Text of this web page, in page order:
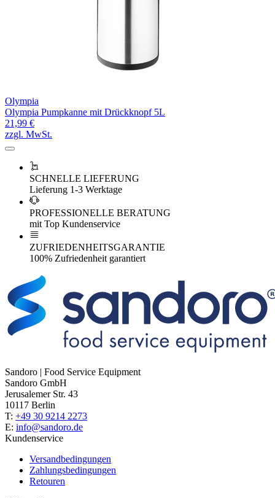
Olympia
Olympia Pumpkanne mit Drückknopf 5L
21,99 €
zzgl. MwSt.
SCHNELLE LIEFERUNG
Lieferung 1-3 Werktage
PROFESSIONELLE BERATUNG
mit Top Kundenservice
ZUFRIEDENHEITSGARANTIE
100% Zufriedenheit garantiert
Sandoro | Food Service Equipment
Sandoro GmbH
Jerusalemer Str. 43
10117 Berlin
T: +49 30 9214 2273
E: info@sandoro.de
Kundenservice
Versandbedingungen
Zahlungsbedingungen
Retouren